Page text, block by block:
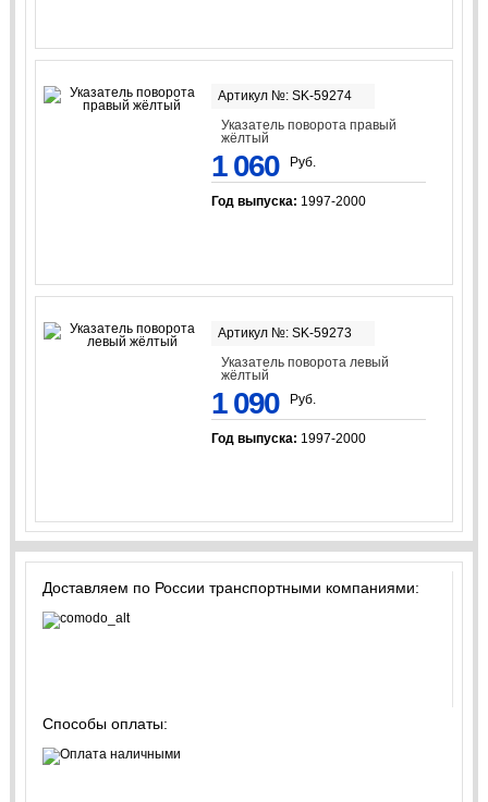
Артикул №: SK-59274
Указатель поворота правый
жёлтый
1 060 Руб.
Год выпуска: 1997-2000
Артикул №: SK-59273
Указатель поворота левый
жёлтый
1 090 Руб.
Год выпуска: 1997-2000
Доставляем по России транспортными компаниями:
Способы оплаты: